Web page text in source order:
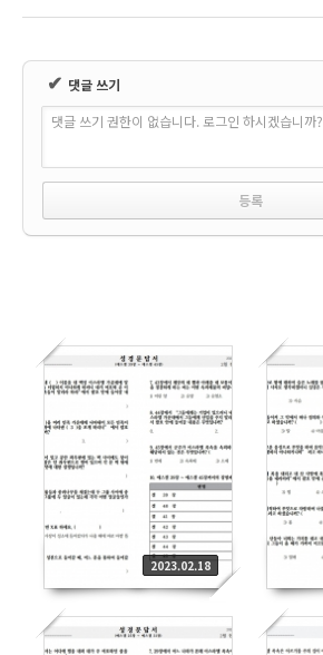
✔ 댓글 쓰기
댓글 쓰기 권한이 없습니다. 로그인 하시겠습니까?
2023.02.18